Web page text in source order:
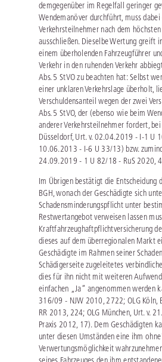
demgegenüber im Regelfall geringer
Wendemanöver durchführt, muss
Verkehrsteilnehmer nach dem
ausschließen. Dieselbe Wertung greift
einem überholenden Fahrzeugführer
Verkehr in den ruhenden Verkehr
Abs. 5 StVO zu beachten hat: Selbst
einer unklaren Verkehrslage überholt,
Verschuldensanteil wegen der zwei
Abs. 5 StVO, der (ebenso wie beim
anderer Verkehrsteilnehmer fordert,
Düsseldorf, Urt. v. 02.04.2019 - I-1 U
10.06.2013 - I-6 U 33/13) bzw.
24.09.2019 - 1 U 82/18 - RuS 2020,
Im Übrigen bestätigt die Entscheidung
BGH, wonach der Geschädigte sich
Schadensminderungspflicht unter
Restwertangebot verweisen lassen
Kraftfahrzeughaftpflichtversicherung
dieses auf dem überregionalen Markt
Geschädigte im Rahmen seiner
Schädigerseite zugeleitetes
dies für ihn nicht mit weiteren
einfachen „Ja“ angenommen werden
316/09 - NJW 2010, 2722; OLG Köln,
RR 2013, 224; OLG München, Urt. v.
Praxis 2012, 17). Dem Geschädigten
unter diesen Umständen eine ihm
Verwertungsmöglichkeit